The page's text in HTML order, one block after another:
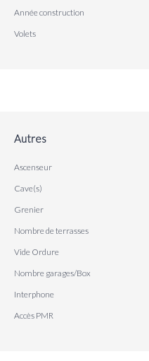
Année construction
Volets
Autres
Ascenseur
Cave(s)
Grenier
Nombre de terrasses
Vide Ordure
Nombre garages/Box
Interphone
Accès PMR